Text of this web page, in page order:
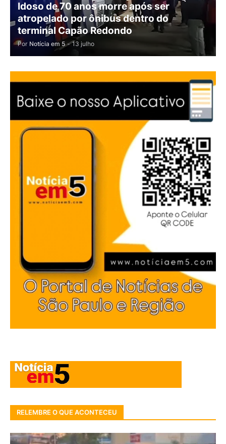
Idoso de 70 anos morre após ser
atropelado por ônibus dentro do
terminal Capão Redondo
Por Notícia em 5 - 13 julho
RELEMBRE O QUE ACONTECEU